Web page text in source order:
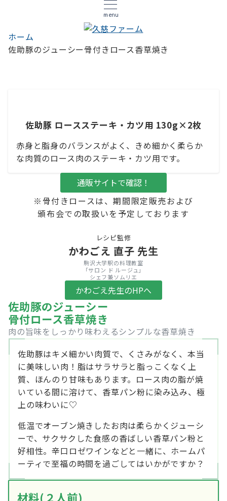
menu
ホーム
佐助豚のジューシー骨付きロース香草焼き
佐助豚 ロースステーキ・カツ用 130g×2枚
赤身と脂身のバランスがよく、きめ細かく柔らか
な肉質のロース肉のステーキ・カツ用です。
通販サイトで確認！
※骨付きロースは、期間限定販売および
頒布会での取扱いを予定しております
レシピ監修
かわごえ 直子 先生
駒沢大学駅の料理教室
「サロン ド ルージュ」
シェフ兼ソムリエ
かわごえ先生のHPへ
佐助豚のジューシー
骨付ロース香草焼き
肉の旨味をしっかり味わえるシンプルな香草焼き
佐助豚はキメ細かい肉質で、くさみがなく、本当
に美味しい肉！脂はサラサラと脂っこくなく上
質、ほんのり甘味もあります。ロース肉の脂が焼
いている間に溶けて、香草パン粉に染み込み、極
上の味わいに♡
低温でオーブン焼きしたお肉は柔らかくジューシ
ーで、サクサクした食感の香ばしい香草パン粉と
好相性。辛口ロゼワインなどと一緒に、ホームパ
ーティで至福の時間を過ごしてはいかがですか？
材料(２人前)